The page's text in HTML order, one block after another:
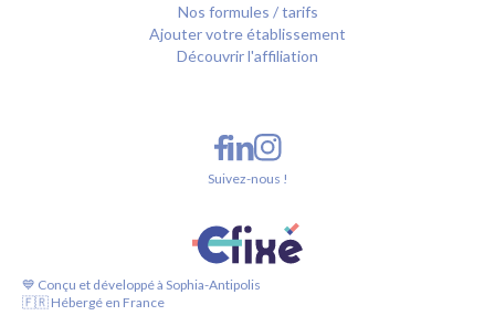
Nos formules / tarifs
Ajouter votre établissement
Découvrir l'affiliation
💙 Conçu et développé à Sophia-Antipolis
🇫🇷 Hébergé en France
Suivez-nous !